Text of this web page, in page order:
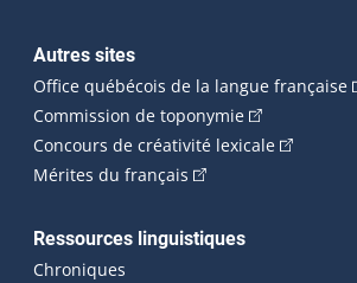
Autres sites
Office québécois de la langue française
Commission de toponymie(Cet
Concours de créativité lexicale(Cet
Mérites du français (Cet hyperlien
Ressources linguistiques
Chroniques